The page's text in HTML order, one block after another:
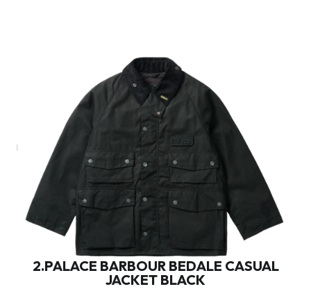
2.PALACE BARBOUR BEDALE CASUAL
JACKET BLACK